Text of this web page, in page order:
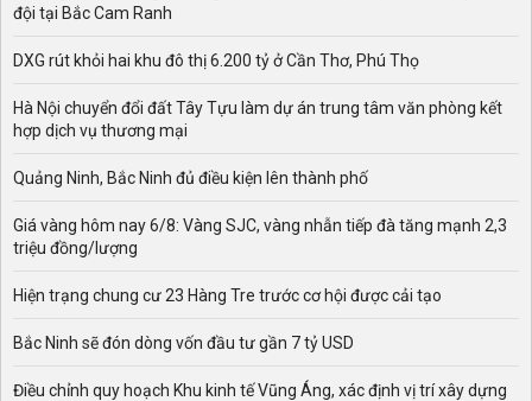
Tăng cân là quá trình tự nhiên cơ thể, có thể gặp mọi độ
tuổi, giới tính khác nhau. Nhưng tăng cân đột ngột, mất
quy định sẽ dẫn đến nhiều biến chứng nguy hại cho sức
khỏe như mỡ máu, tai biến, tiểu đường….
Do đó, công cuộc giảm cân ngày càng trở nên cần thiết
phía dưới, bạn bắt buộc phải nắm rõ các nguyên tắc
giảm cân thành công
- Giảm cân không đồng nghĩa nhịn ăn. Thay vào đó, bạn
cần thay đổi chế độ dinh dưỡng khoa học.
- Xây dựng kế hoạch: Đo lường, tính toán, kiểm soát
năng lượng calo đã nạp và tiêu thụ mỗi ngày.
đội tại Bắc Cam Ranh
DXG rút khỏi hai khu đô thị 6.200 tỷ ở Cần Thơ, Phú Thọ
Hà Nội chuyển đổi đất Tây Tựu làm dự án trung tâm văn phòng kết
hợp dịch vụ thương mại
Quảng Ninh, Bắc Ninh đủ điều kiện lên thành phố
Giá vàng hôm nay 6/8: Vàng SJC, vàng nhẫn tiếp đà tăng mạnh 2,3
triệu đồng/lượng
Hiện trạng chung cư 23 Hàng Tre trước cơ hội được cải tạo
Bắc Ninh sẽ đón dòng vốn đầu tư gần 7 tỷ USD
Điều chỉnh quy hoạch Khu kinh tế Vũng Áng, xác định vị trí xây dựng